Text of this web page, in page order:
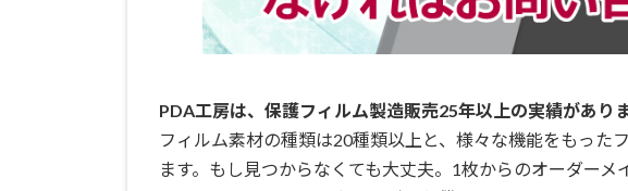
PDA工房は、保護フィルム製造販売25年以上の実績がありま
フィルム素材の種類は20種類以上と、様々な機能をもった
ます。もし見つからなくても大丈夫。1枚からのオーダー